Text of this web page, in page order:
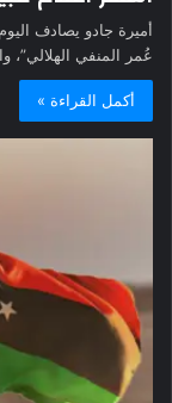
عُمر المنفي الهلالي”،
أكمل القراءة »